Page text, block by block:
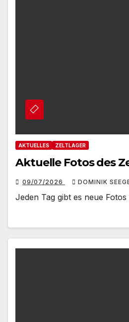
AKTUELLES ZELTLAGER
Aktuelle Fotos des
09/07/2026 DOMINIK
Jeden Tag gibt es neue